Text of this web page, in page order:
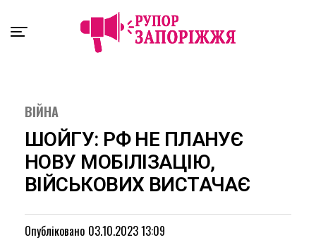
ВІЙНА
ШОЙГУ: РФ НЕ ПЛАНУЄ
НОВУ МОБІЛІЗАЦІЮ,
ВІЙСЬКОВИХ ВИСТАЧАЄ
Опубліковано 03.10.2023 13:09
Exit mobile version